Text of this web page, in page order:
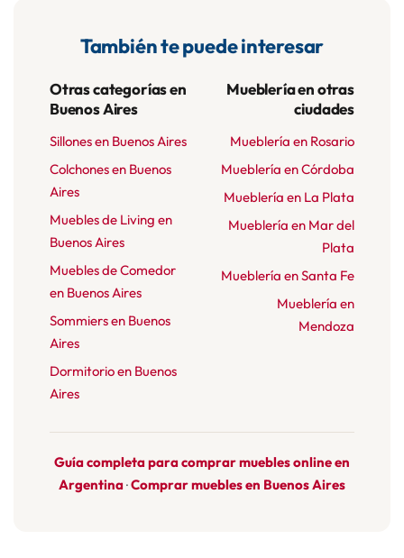
También te puede interesar
Otras categorías en
Buenos Aires
Sillones en Buenos Aires
Colchones en Buenos
Aires
Muebles de Living en
Buenos Aires
Muebles de Comedor
en Buenos Aires
Sommiers en Buenos
Aires
Dormitorio en Buenos
Aires
Mueblería en otras
ciudades
Mueblería en Rosario
Mueblería en Córdoba
Mueblería en La Plata
Mueblería en Mar del
Plata
Mueblería en Santa Fe
Mueblería en
Mendoza
Guía completa para comprar muebles online en
Argentina·Comprar muebles en Buenos Aires